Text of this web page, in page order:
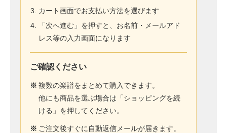
カート画面でお支払い方法を選びます
「次へ進む」を押すと、お名前・メールアド
レス等の入力画面になります
ご確認ください
※ 複数の楽譜をまとめて購入できます。
他にも商品を選ぶ場合は「ショッピングを続
ける」を押してください。
※ ご注文後すぐに自動返信メールが届きます。